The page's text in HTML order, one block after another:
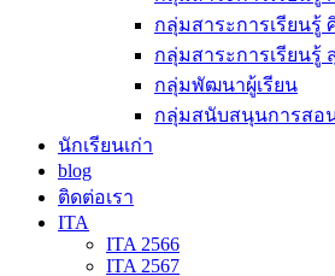
กลุ่มสาระการเรียนรู้
กลุ่มสาระการเรียน
กลุ่มพัฒนาผู้เรียน
กลุ่มสนับสนุนการสอ
นักเรียนเก่า
blog
ติดต่อเรา
ITA
ITA 2566
ITA 2567